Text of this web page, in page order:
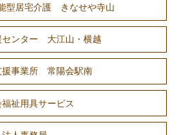
型居宅介護 きなせや寺山
センター 大江山・横越
援事業所 常陽会駅南
祉用具サービス